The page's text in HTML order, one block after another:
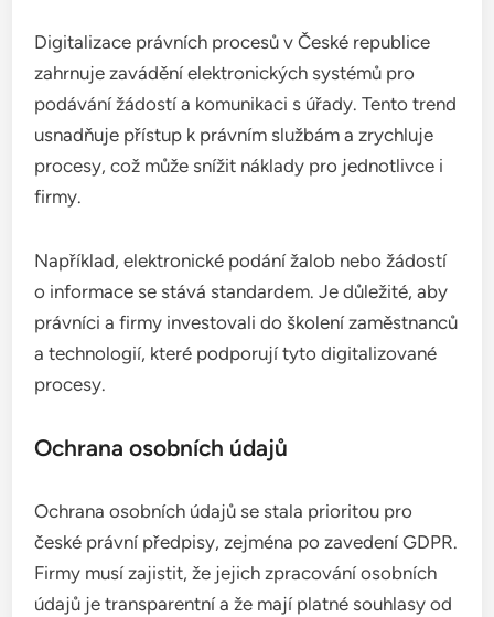
Digitalizace právních procesů v České republice
zahrnuje zavádění elektronických systémů pro
podávání žádostí a komunikaci s úřady. Tento trend
usnadňuje přístup k právním službám a zrychluje
procesy, což může snížit náklady pro jednotlivce i
firmy.
Například, elektronické podání žalob nebo žádostí
o informace se stává standardem. Je důležité, aby
právníci a firmy investovali do školení zaměstnanců
a technologií, které podporují tyto digitalizované
procesy.
Ochrana osobních údajů
Ochrana osobních údajů se stala prioritou pro
české právní předpisy, zejména po zavedení GDPR.
Firmy musí zajistit, že jejich zpracování osobních
údajů je transparentní a že mají platné souhlasy od